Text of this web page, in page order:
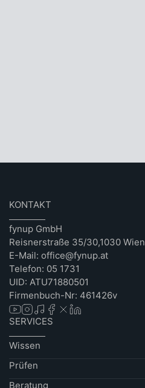
KONTAKT
fynup GmbH
Reisnerstraße 35/30,1030 Wien
E-Mail: office@fynup.at
Telefon: 05 1731
UID: ATU71880501
Firmenbuch-Nr: 461426v
SERVICES
Wissen
Prüfen
Beratung